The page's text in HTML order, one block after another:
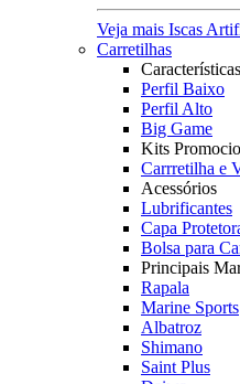
Veja mais Iscas
Carretilhas
Características
Perfil Baixo
Perfil Alto
Big Game
Kits
Carrretilha e
Acessórios
Lubrificantes
Capa
Bolsa para
Principais
Rapala
Marine Sports
Albatroz
Shimano
Saint Plus